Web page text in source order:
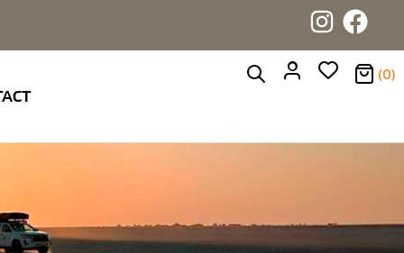
(0)